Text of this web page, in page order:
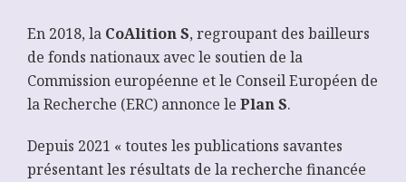
En 2018, la CoAlition S, regroupant des bailleurs
de fonds nationaux avec le soutien de la
Commission européenne et le Conseil Européen de
la Recherche (ERC) annonce le Plan S.
Depuis 2021 « toutes les publications savantes
présentant les résultats de la recherche financée